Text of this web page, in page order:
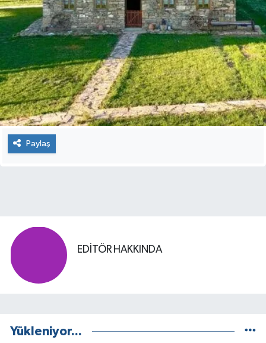
Paylaş
EDITÖR HAKKINDA
Yükleniyor...